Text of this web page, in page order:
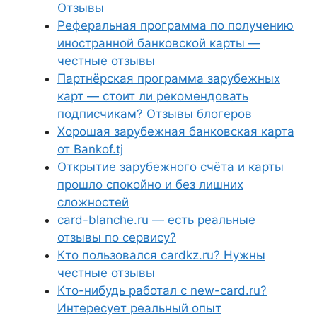
Отзывы
Реферальная программа по получению
иностранной банковской карты —
честные отзывы
Партнёрская программа зарубежных
карт — стоит ли рекомендовать
подписчикам? Отзывы блогеров
Хорошая зарубежная банковская карта
от Bankof.tj
Открытие зарубежного счёта и карты
прошло спокойно и без лишних
сложностей
card-blanche.ru — есть реальные
отзывы по сервису?
Кто пользовался cardkz.ru? Нужны
честные отзывы
Кто-нибудь работал с new-card.ru?
Интересует реальный опыт